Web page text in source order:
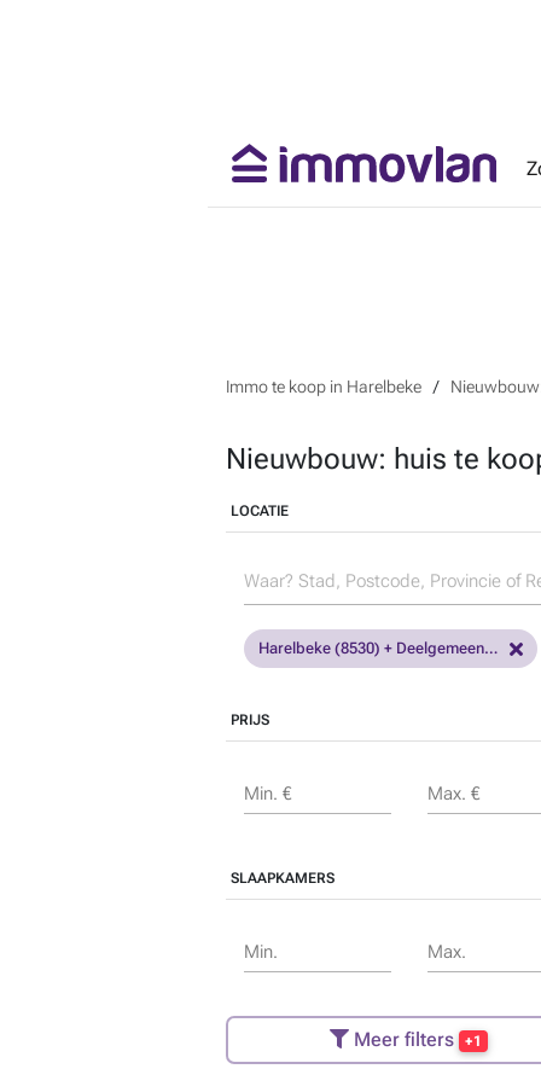
Immo te koop in Harelbeke
Nieuwbouw: huis te
LOCATIE
Harelbeke (8530) + Deelgemeenten
PRIJS
Min. € Max. €
SLAAPKAMERS
Min. Max.
Meer filters +1